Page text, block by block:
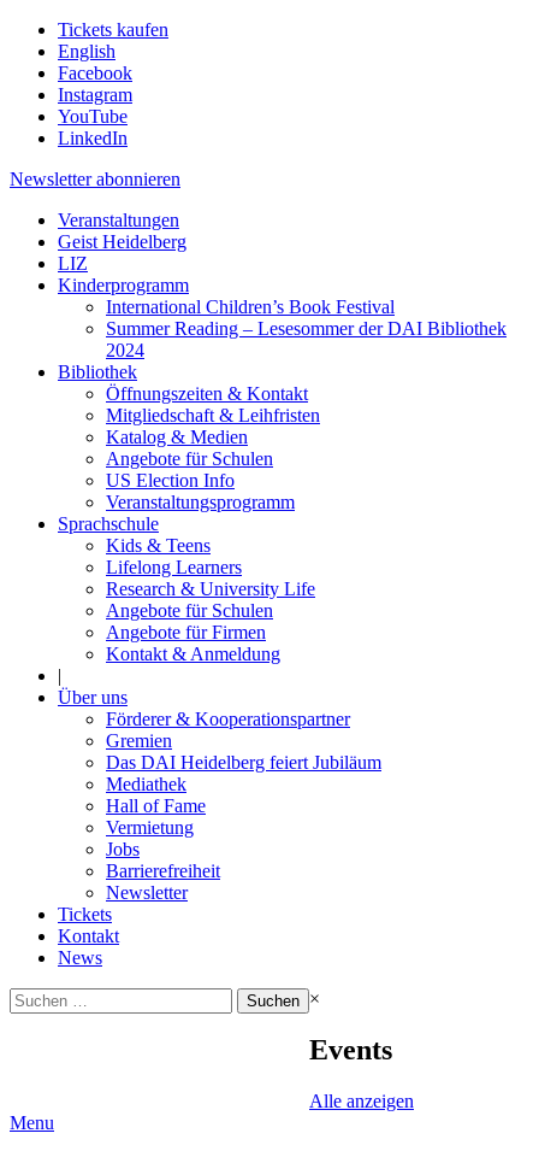
Tickets kaufen
English
Facebook
Instagram
YouTube
LinkedIn
Newsletter abonnieren
Veranstaltungen
Geist Heidelberg
LIZ
Kinderprogramm
International Children’s Book Festival
Summer Reading – Lesesommer der DAI Bibliothek
2024
Bibliothek
Öffnungszeiten & Kontakt
Mitgliedschaft & Leihfristen
Katalog & Medien
Angebote für Schulen
US Election Info
Veranstaltungsprogramm
Sprachschule
Kids & Teens
Lifelong Learners
Research & University Life
Angebote für Schulen
Angebote für Firmen
Kontakt & Anmeldung
|
Über uns
Förderer & Kooperationspartner
Gremien
Das DAI Heidelberg feiert Jubiläum
Mediathek
Hall of Fame
Vermietung
Jobs
Barrierefreiheit
Newsletter
Tickets
Kontakt
News
Suchen
nach:
×
Events
Alle anzeigen
Menu